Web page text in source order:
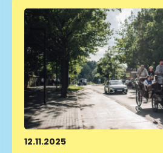
12.11.2025